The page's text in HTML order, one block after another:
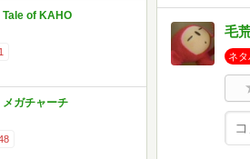
of KAHO
メガチャーチ
毛
ネタ